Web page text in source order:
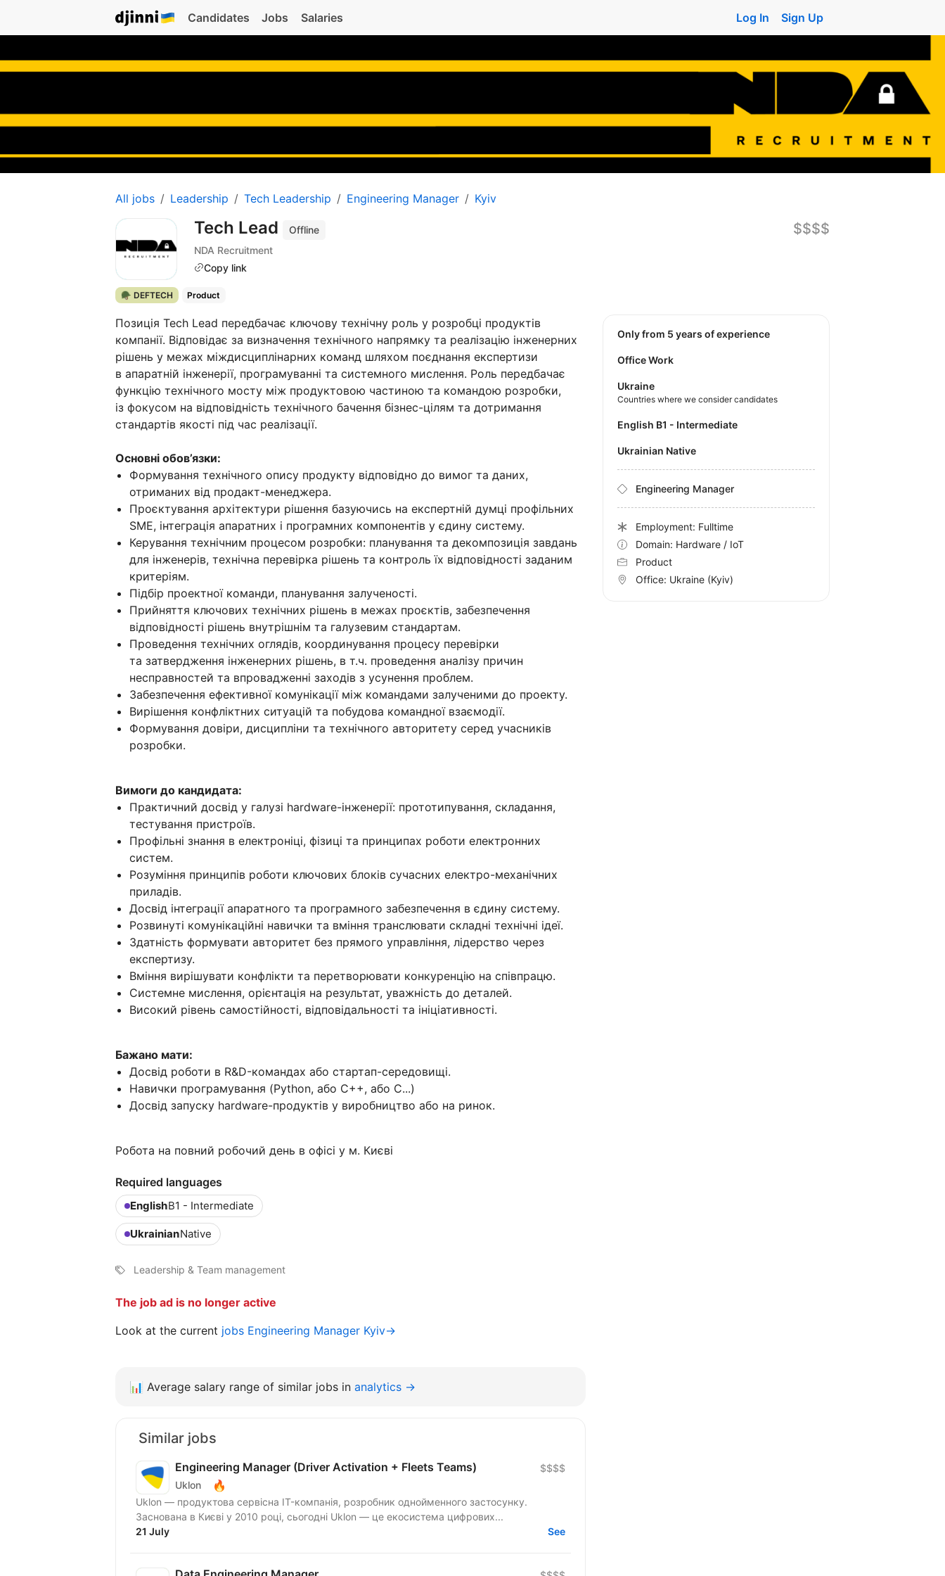
Candidates Jobs Salaries Log In Sign Up
All jobs Leadership Tech Leadership Engineering Manager Kyiv
Tech Lead
Offline
NDA Recruitment
Copy link
$$$$
🪖 DEFTECH Product
Позиція Tech Lead передбачає ключову технічну роль у розробці продуктів
компанії. Відповідає за визначення технічного напрямку та реалізацію інженерних
рішень у межах міждисциплінарних команд шляхом поєднання експертизи
в апаратній інженерії, програмуванні та системного мислення. Роль передбачає
функцію технічного мосту між продуктовою частиною та командою розробки,
із фокусом на відповідність технічного бачення бізнес-цілям та дотримання
стандартів якості під час реалізації.
Основні обов’язки:
Формування технічного опису продукту відповідно до вимог та даних,
отриманих від продакт-менеджера.
Проєктування архітектури рішення базуючись на експертній думці профільних
SME, інтеграція апаратних і програмних компонентів у єдину систему.
Керування технічним процесом розробки: планування та декомпозиція завдань
для інженерів, технічна перевірка рішень та контроль їх відповідності заданим
критеріям.
Підбір проектної команди, планування залученості.
Прийняття ключових технічних рішень в межах проєктів, забезпечення
відповідності рішень внутрішнім та галузевим стандартам.
Проведення технічних оглядів, координування процесу перевірки
та затвердження інженерних рішень, в т.ч. проведення аналізу причин
несправностей та впровадженні заходів з усунення проблем.
Забезпечення ефективної комунікації між командами залученими до проекту.
Вирішення конфліктних ситуацій та побудова командної взаємодії.
Формування довіри, дисципліни та технічного авторитету серед учасників
розробки.
Вимоги до кандидата:
Практичний досвід у галузі hardware-інженерії: прототипування, складання,
тестування пристроїв.
Профільні знання в електроніці, фізиці та принципах роботи електронних
систем.
Розуміння принципів роботи ключових блоків сучасних електро-механічних
приладів.
Досвід інтеграції апаратного та програмного забезпечення в єдину систему.
Розвинуті комунікаційні навички та вміння транслювати складні технічні ідеї.
Здатність формувати авторитет без прямого управління, лідерство через
експертизу.
Вміння вирішувати конфлікти та перетворювати конкуренцію на співпрацю.
Системне мислення, орієнтація на результат, уважність до деталей.
Високий рівень самостійності, відповідальності та ініціативності.
Бажано мати:
Досвід роботи в R&D-командах або стартап-середовищі.
Навички програмування (Python, або C++, або C...)
Досвід запуску hardware-продуктів у виробництво або на ринок.
Робота на повний робочий день в офісі у м. Києві
Required languages
EnglishB1 - Intermediate
UkrainianNative
Leadership & Team management
The job ad is no longer active
Look at the current jobs Engineering Manager Kyiv→
Only from 5 years of experience
Office Work
Ukraine
Countries where we consider candidates
English B1 - Intermediate
Ukrainian Native
Engineering Manager
Employment: Fulltime
Domain: Hardware / IoT
Product
Office: Ukraine (Kyiv)
📊 Average salary range of similar jobs in analytics →
Similar jobs
Engineering Manager (Driver Activation + Fleets Teams)
Uklon 🔥
$$$$
Uklon — продуктова сервісна IT-компанія, розробник однойменного застосунку.
Заснована в Києві у 2010 році, сьогодні Uklon — це екосистема цифрових...
21 July
See